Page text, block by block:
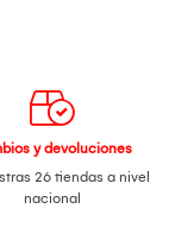
y devoluciones
26 tiendas a nivel
nacional